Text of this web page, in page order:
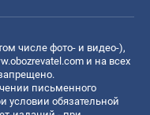
числе фото- и видео-),
и на всех
письменного
условии обязательной